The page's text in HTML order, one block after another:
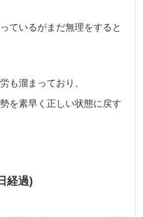
ているがまだ無理をすると
も溜まっており、
を素早く正しい状態に戻す
経過)